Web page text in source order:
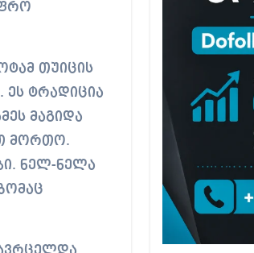
თუიცის
ტრადიცია
მაგიდა
მორთო.
ნელ-ნელა